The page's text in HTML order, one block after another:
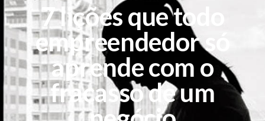
7 lições que todo
empreendedor só
aprende com o
fracasso de um